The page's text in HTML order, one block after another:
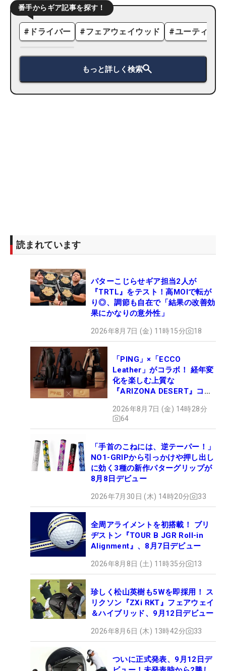
番手からギア記事を探す！
# ドライバー #フェアウェイウッド #ユーティリ
もっと詳しく検索
読まれています
パターこじらせギア担当2人が
『TRTL』をテスト！高MOIで転が
り◎、調節も自在で「結果の改善効
果にかなりの意外性」
2026年8月7日 (金) 11時15分 18
「PING」×「ECCO
Leather」がコラボ！ 経年変
化を楽しむ上質な
『ARIZONA DESERT』コレ
ュー
2026年8月7日 (金) 14時28分
64
「手首のこねには、逆テーパー！」
NO1-GRIPから引っかけや押し出し
に効く3種の新作パターグリップが
8月8日デビュー
2026年7月30日 (木) 14時20分 33
全周アライメントを初搭載！ ブリ
ヂストン『TOUR B JGR Roll-in
Alignment』、8月7日デビュー
2026年8月8日 (土) 11時35分 13
珍しく松山英樹も5Wを即採用！ ス
リクソン『ZXi RKT』フェアウェイ
＆ハイブリッド、9月12日デビュー
2026年8月6日 (木) 13時42分 33
ついに正式発表、9月12日デ